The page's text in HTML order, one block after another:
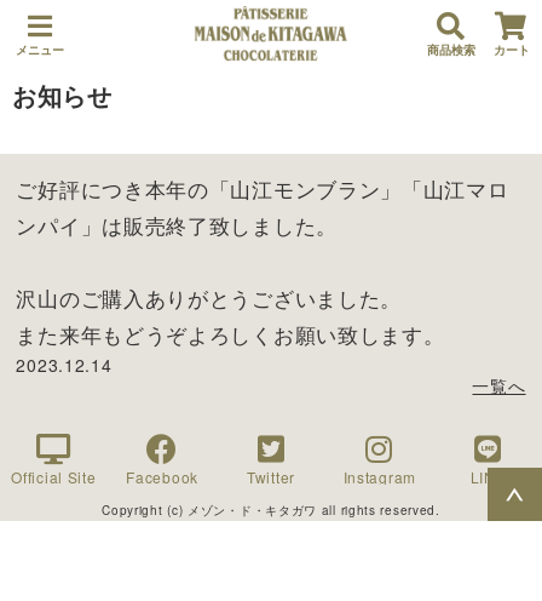
メニュー 商品検索 カート
お知らせ
ご好評につき本年の「山江モンブラン」「山江マロ
ンパイ」は販売終了致しました。
沢山のご購入ありがとうございました。
また来年もどうぞよろしくお願い致します。
2023.12.14
一覧へ
Official Site Facebook Twitter Instagram LINE
Copyright (c) メゾン・ド・キタガワ all rights reserved.